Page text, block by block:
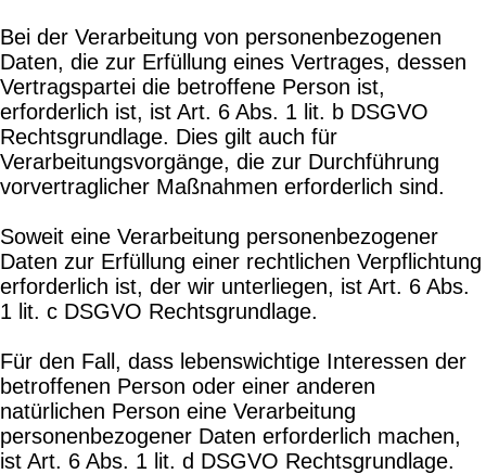
Bei der Verarbeitung von personenbezogenen
Daten, die zur Erfüllung eines Vertrages, dessen
Vertragspartei die betroffene Person ist,
erforderlich ist, ist Art. 6 Abs. 1 lit. b DSGVO
Rechtsgrundlage. Dies gilt auch für
Verarbeitungsvorgänge, die zur Durchführung
vorvertraglicher Maßnahmen erforderlich sind.
Soweit eine Verarbeitung personenbezogener
Daten zur Erfüllung einer rechtlichen Verpflichtung
erforderlich ist, der wir unterliegen, ist Art. 6 Abs.
1 lit. c DSGVO Rechtsgrundlage.
Für den Fall, dass lebenswichtige Interessen der
betroffenen Person oder einer anderen
natürlichen Person eine Verarbeitung
personenbezogener Daten erforderlich machen,
ist Art. 6 Abs. 1 lit. d DSGVO Rechtsgrundlage.